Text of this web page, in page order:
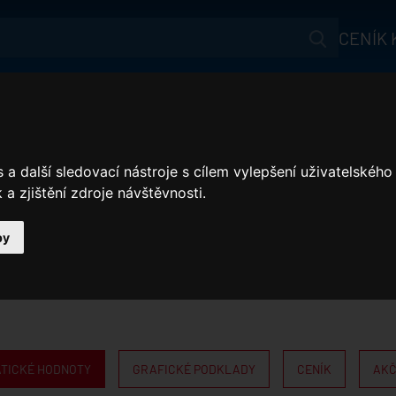
další sledovací nástroje s cílem vylepšení
zjištění zdroje návštěvnosti.
CENÍK
Jak ušetřit?
Webináře
HODNOTY GRAFICKÉ PODKLADY CENÍK